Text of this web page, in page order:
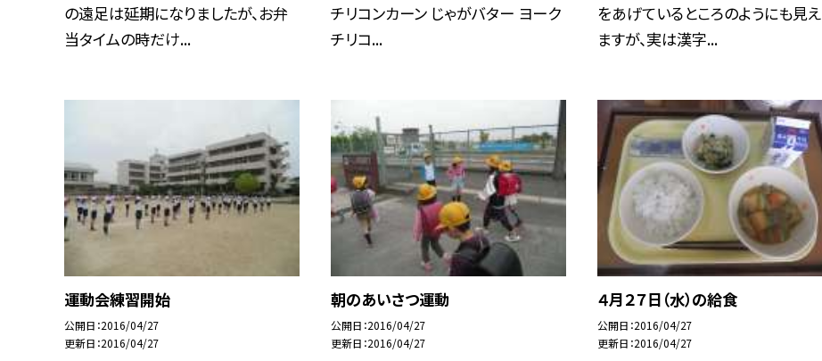
の遠足は延期になりましたが、お弁
当タイムの時だけ...
チリコンカーン じゃがバター ヨーク
チリコ...
をあげているところのようにも見え
ますが、実は漢字...
運動会練習開始
公開日 2016/04/27
更新日 2016/04/27
朝のあいさつ運動
公開日 2016/04/27
更新日 2016/04/27
４月２７日（水）の給食
公開日 2016/04/27
更新日 2016/04/27